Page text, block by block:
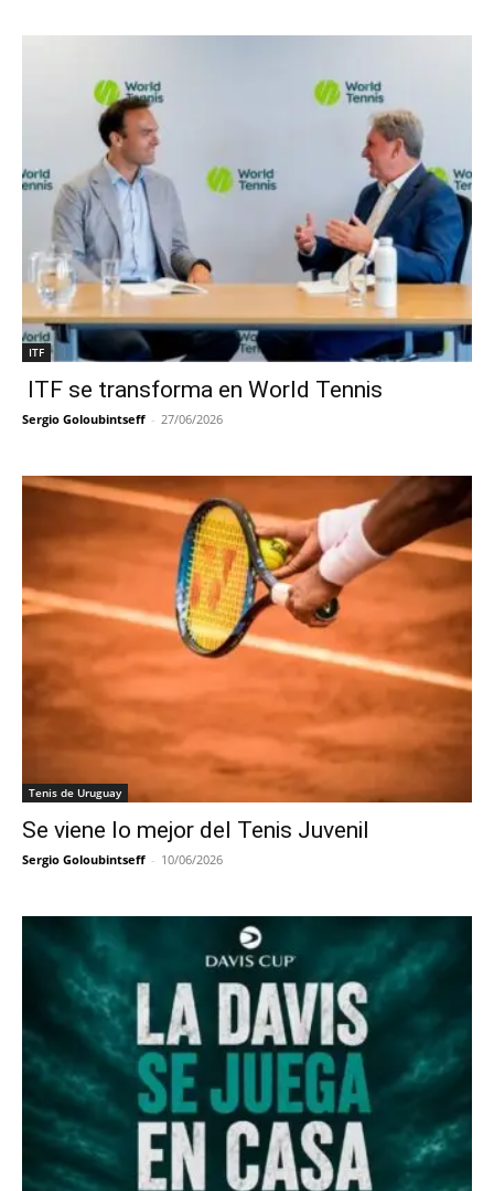
ITF
ITF se transforma en World Tennis
Sergio Goloubintseff - 27/06/2026
Tenis de Uruguay
Se viene lo mejor del Tenis Juvenil
Sergio Goloubintseff - 10/06/2026